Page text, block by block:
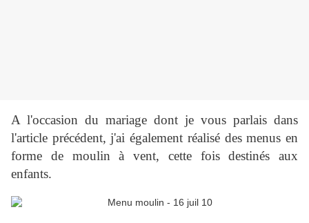
A l'occasion du mariage dont je vous parlais dans
l'article précédent, j'ai également réalisé des menus en
forme de moulin à vent, cette fois destinés aux
enfants.